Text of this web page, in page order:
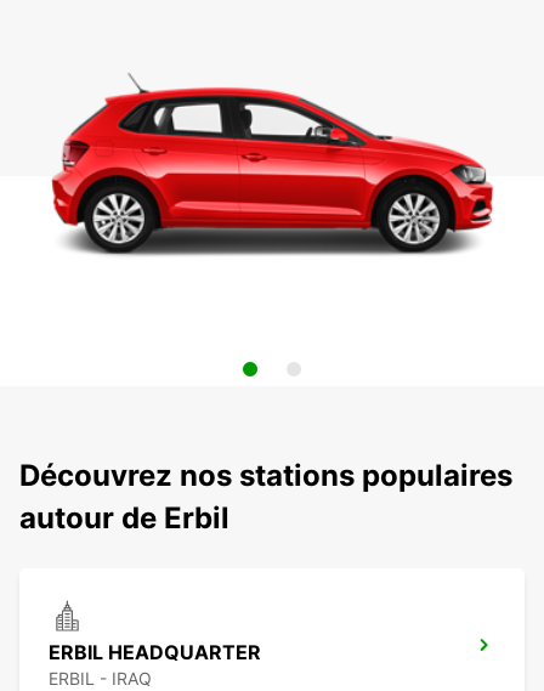
Découvrez nos stations populaires
autour de Erbil
ERBIL HEADQUARTER
ERBIL - IRAQ